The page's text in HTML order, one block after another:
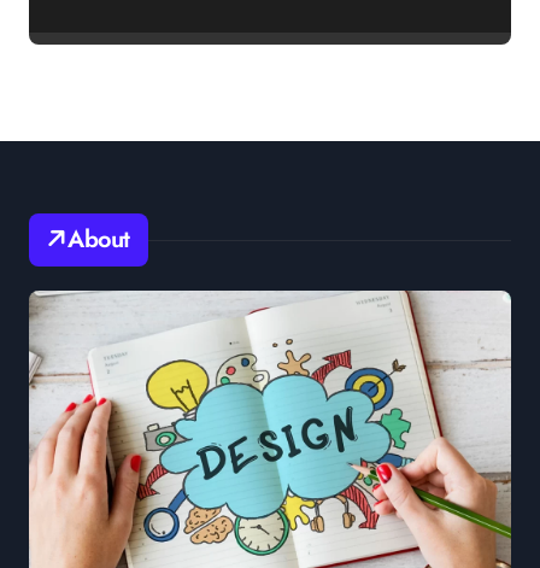
About